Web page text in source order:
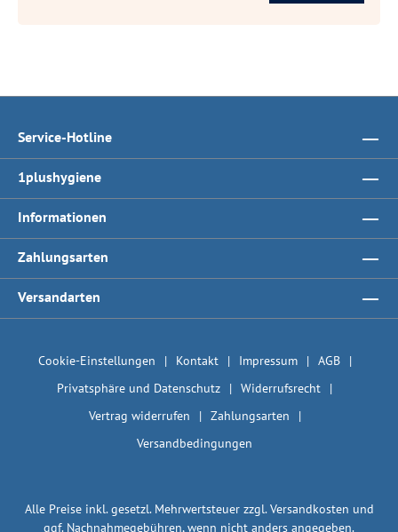
Service-Hotline
1plushygiene
Informationen
Zahlungsarten
Versandarten
Cookie-Einstellungen Kontakt Impressum
AGB
Privatsphäre und Datenschutz
Widerrufsrecht
Vertrag widerrufen
Zahlungsarten
Versandbedingungen
Alle Preise inkl. gesetzl. Mehrwertsteuer zzgl.Versandkosten und
ggf. Nachnahmegebühren, wenn nicht anders angegeben.